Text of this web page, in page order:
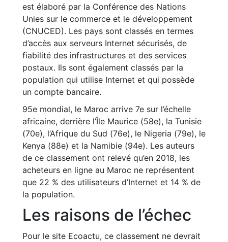
est élaboré par la Conférence des Nations
Unies sur le commerce et le développement
(CNUCED). Les pays sont classés en termes
d’accès aux serveurs Internet sécurisés, de
fiabilité des infrastructures et des services
postaux. Ils sont également classés par la
population qui utilise Internet et qui possède
un compte bancaire.
95e mondial, le Maroc arrive 7e sur l’échelle
africaine, derrière l’Île Maurice (58e), la Tunisie
(70e), l’Afrique du Sud (76e), le Nigeria (79e), le
Kenya (88e) et la Namibie (94e). Les auteurs
de ce classement ont relevé qu’en 2018, les
acheteurs en ligne au Maroc ne représentent
que 22 % des utilisateurs d’Internet et 14 % de
la population.
Les raisons de l’échec
Pour le site Ecoactu, ce classement ne devrait